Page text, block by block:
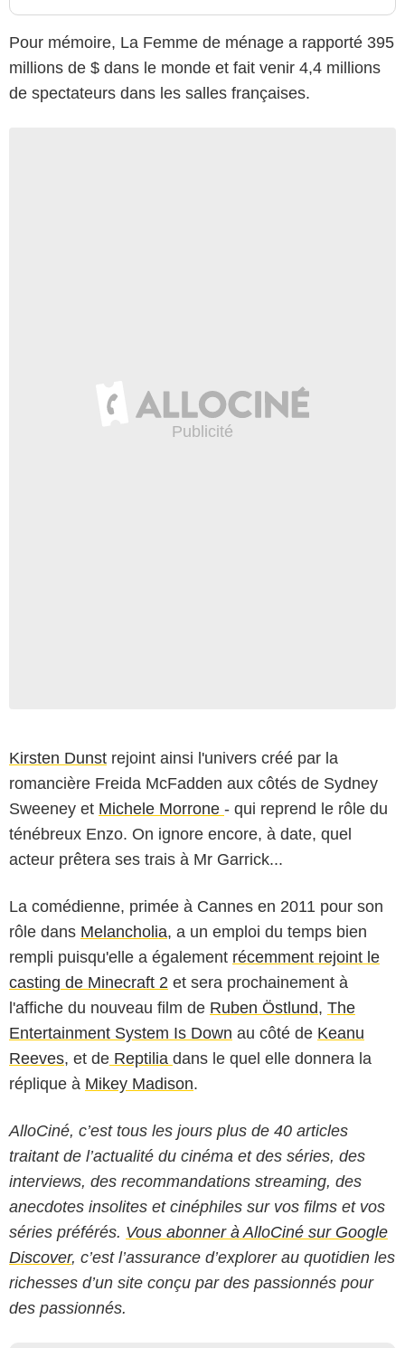
Pour mémoire, La Femme de ménage a rapporté 395
millions de $ dans le monde et fait venir 4,4 millions
de spectateurs dans les salles françaises.
Kirsten Dunst rejoint ainsi l'univers créé par la
romancière Freida McFadden aux côtés de Sydney
Sweeney et Michele Morrone - qui reprend le rôle du
ténébreux Enzo. On ignore encore, à date, quel
acteur prêtera ses trais à Mr Garrick...
La comédienne, primée à Cannes en 2011 pour son
rôle dans Melancholia, a un emploi du temps bien
rempli puisqu'elle a également récemment rejoint le
casting de Minecraft 2 et sera prochainement à
l'affiche du nouveau film de Ruben Östlund, The
Entertainment System Is Down au côté de Keanu
Reeves, et de Reptilia dans le quel elle donnera la
réplique à Mikey Madison.
AlloCiné, c’est tous les jours plus de 40 articles
traitant de l’actualité du cinéma et des séries, des
interviews, des recommandations streaming, des
anecdotes insolites et cinéphiles sur vos films et vos
séries préférés. Vous abonner à AlloCiné sur Google
Discover, c’est l’assurance d’explorer au quotidien les
richesses d’un site conçu par des passionnés pour
des passionnés.